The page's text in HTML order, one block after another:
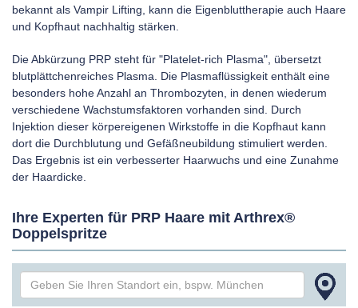
bekannt als Vampir Lifting, kann die Eigenbluttherapie auch Haare
und Kopfhaut nachhaltig stärken.
Die Abkürzung PRP steht für "Platelet-rich Plasma", übersetzt
blutplättchenreiches Plasma. Die Plasmaflüssigkeit enthält eine
besonders hohe Anzahl an Thrombozyten, in denen wiederum
verschiedene Wachstumsfaktoren vorhanden sind. Durch
Injektion dieser körpereigenen Wirkstoffe in die Kopfhaut kann
dort die Durchblutung und Gefäßneubildung stimuliert werden.
Das Ergebnis ist ein verbesserter Haarwuchs und eine Zunahme
der Haardicke.
Ihre Experten für PRP Haare mit Arthrex®
Doppelspritze